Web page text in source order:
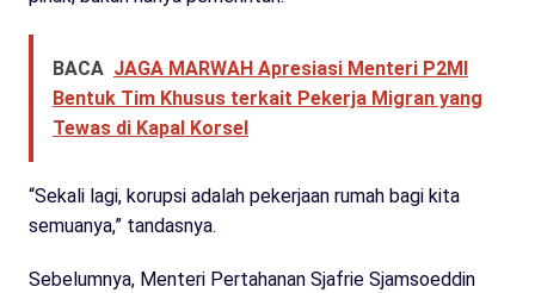
BACA JAGA MARWAH Apresiasi Menteri P2MI
Bentuk Tim Khusus terkait Pekerja Migran yang
Tewas di Kapal Korsel
“Sekali lagi, korupsi adalah pekerjaan rumah bagi kita
semuanya,” tandasnya.
Sebelumnya, Menteri Pertahanan Sjafrie Sjamsoeddin